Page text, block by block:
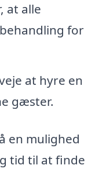
at alle
for
at hyre en
gæster.
en mulighed
tid til at finde